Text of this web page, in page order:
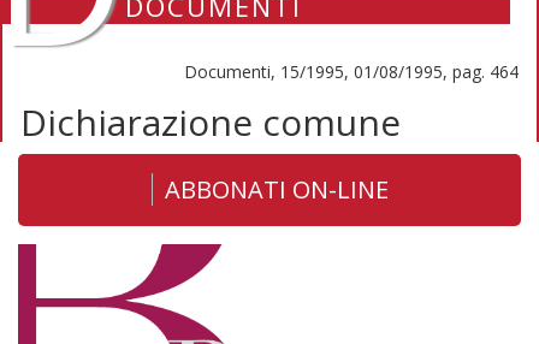
Documenti, 15/1995, 01/08/1995, pag. 464
Dichiarazione comune
ABBONATI ON-LINE